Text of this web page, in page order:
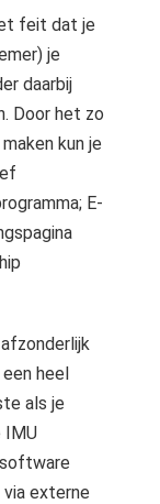
feit dat je
je
daarbij
Door het zo
kun je
E-
heel
als je
IMU
externe